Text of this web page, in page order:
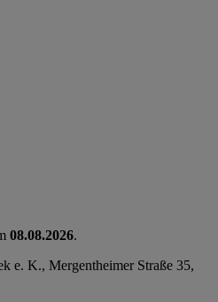
08.08.2026.
e. K., Mergentheimer Straße 35,